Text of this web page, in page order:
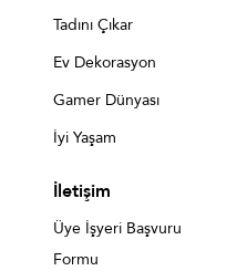
Tadını Çıkar
Ev Dekorasyon
Gamer Dünyası
İyi Yaşam
İletişim
Üye İşyeri Başvuru
Formu